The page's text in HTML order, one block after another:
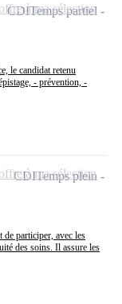
le candidat retenu
- prévention, -
CDITemps partiel
à ma sélection
de participer, avec les
des soins. Il assure les
CDITemps plein
à ma sélection